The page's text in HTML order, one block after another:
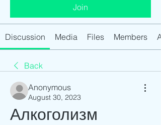
Join
Discussion Media Files Members
Back
Anonymous
August 30, 2023
Алкоголизм